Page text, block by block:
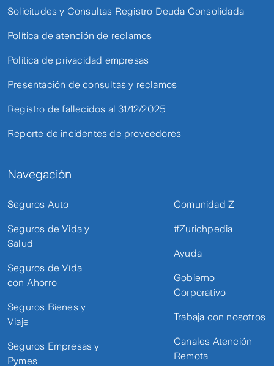
Solicitudes y Consultas Registro Deuda Consolidada
Política de atención de reclamos
Política de privacidad empresas
Presentación de consultas y reclamos
Registro de fallecidos al 31/12/2025
Reporte de incidentes de proveedores
Navegación
Seguros Auto
Seguros de Vida y
Salud
Seguros de Vida
con Ahorro
Seguros Bienes y
Viaje
Seguros Empresas y
Pymes
Comunidad Z
#Zurichpedia
Ayuda
Gobierno
Corporativo
Trabaja con nosotros
Canales Atención
Remota